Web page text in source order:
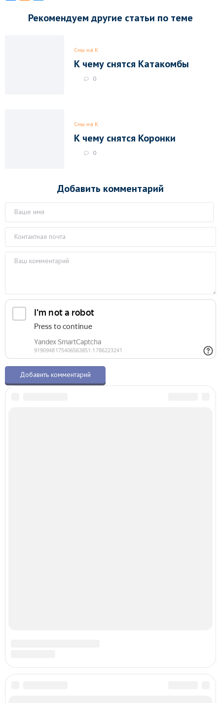
Рекомендуем другие статьи по теме
Сны на К
К чему снятся Катакомбы
0
Сны на К
К чему снятся Коронки
0
Добавить комментарий